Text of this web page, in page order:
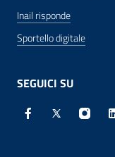
Inail risponde
Sportello digitale
SEGUICI SU
Facebook -
X - Sito